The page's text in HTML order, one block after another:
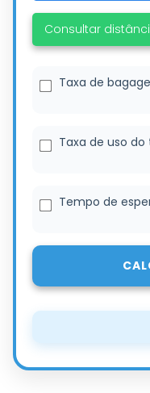
Consultar
Taxa de
Taxa de uso
Tempo de